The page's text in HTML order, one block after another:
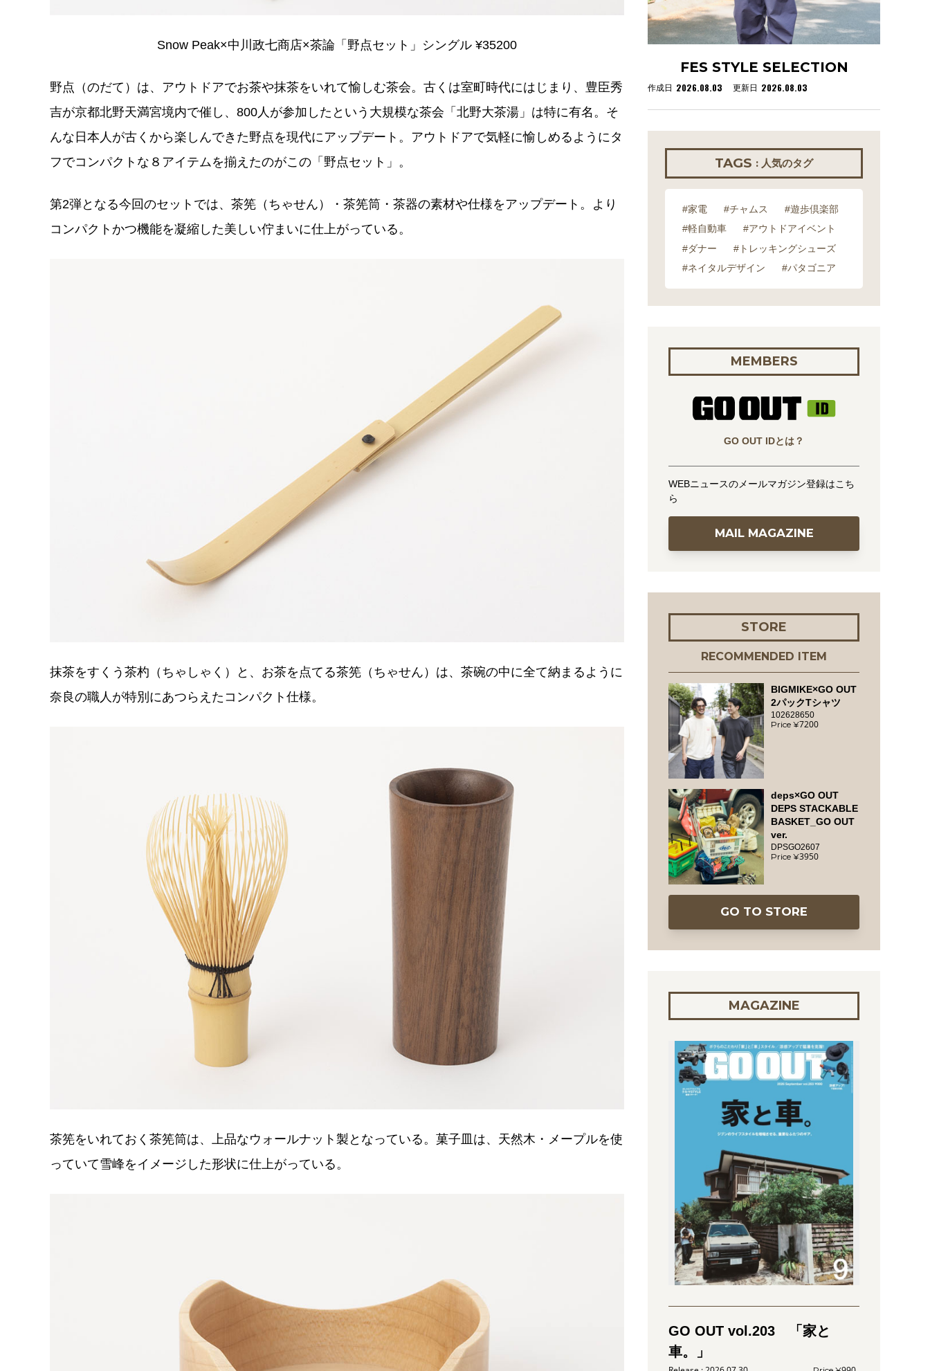
Snow Peak×中川政七商店×茶論「野点セット」シングル ¥35200
野点（のだて）は、アウトドアでお茶や抹茶をいれて愉しむ茶会。古くは室町時代にはじまり、豊臣秀
吉が京都北野天満宮境内で催し、800人が参加したという大規模な茶会「北野大茶湯」は特に有名。そ
んな日本人が古くから楽しんできた野点を現代にアップデート。アウトドアで気軽に愉しめるようにタ
フでコンパクトな８アイテムを揃えたのがこの「野点セット」。
第2弾となる今回のセットでは、茶筅（ちゃせん）・茶筅筒・茶器の素材や仕様をアップデート。より
コンパクトかつ機能を凝縮した美しい佇まいに仕上がっている。
抹茶をすくう茶杓（ちゃしゃく）と、お茶を点てる茶筅（ちゃせん）は、茶碗の中に全て納まるように
奈良の職人が特別にあつらえたコンパクト仕様。
茶筅をいれておく茶筅筒は、上品なウォールナット製となっている。菓子皿は、天然木・メープルを使
っていて雪峰をイメージした形状に仕上がっている。
FES STYLE SELECTION
作成日 2026.08.03 更新日 2026.08.03
TAGS : 人気のタグ
#家電 #チャムス
#遊歩倶楽部
#軽自動車
#アウトドアイベント
#ダナー
#トレッキングシューズ
#ネイタルデザイン
#パタゴニア
MEMBERS
GO OUT IDとは？
WEBニュースのメールマガジン登録はこち
ら
MAIL MAGAZINE
STORE
RECOMMENDED ITEM
BIGMIKE×GO OUT
2パックTシャツ
102628650
7200
deps×GO OUT
DEPS STACKABLE
BASKET_GO OUT
ver.
DPSGO2607
3950
GO TO STORE
MAGAZINE
GO OUT vol.203 「家と
車。」